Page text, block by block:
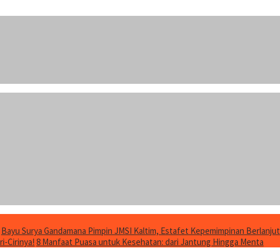
Bayu Surya Gandamana Pimpin JMSI Kaltim, Estafet Kepemimpinan Berlanjut
Cirinya! 8 Manfaat Puasa untuk Kesehatan: dari Jantung Hingga Menta